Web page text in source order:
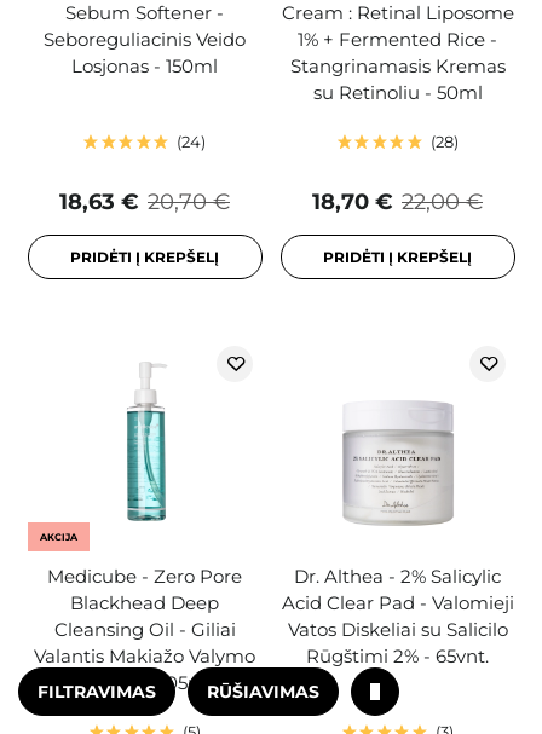
Sebum Softener -
Seboreguliacinis Veido
Losjonas - 150ml
24
20,70 €
18,63 €
PRIDĖTI Į KREPŠELĮ
Cream : Retinal Liposome
1% + Fermented Rice -
Stangrinamasis Kremas
su Retinoliu - 50ml
28
22,00 €
18,70 €
PRIDĖTI Į KREPŠELĮ
AKCIJA
Medicube - Zero Pore
Blackhead Deep
Cleansing Oil - Giliai
Valantis Makiažo Valymo
Aliejus - 205ml
Dr. Althea - 2% Salicylic
Acid Clear Pad - Valomieji
Vatos Diskeliai su Salicilo
Rūgštimi 2% - 65vnt.
FILTRAVIMAS RŪŠIAVIMAS